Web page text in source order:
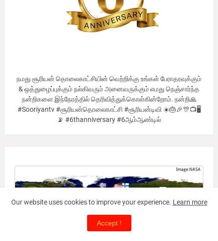
நமது சூரியன் தொலைகாட்சியின் வெற்றிக்கு உங்கள் பேராதரவுக்கும்
& ஒத்துழைப்புக்கும் நல்கிவரும் அனைவருக்கும் எமது நெஞ்சார்ந்த
நன்றிகளை இந்நேரத்தில் தெரிவித்துக்கொள்கின்றோம். நன்றி🙏
#Sooriyantv #சூரியன்தொலைகாட்சி #சூரியன்டிவி ☀️🎂🎉🎊📺🖥
📡 #6thanniversary #6ஆம்ஆண்டில்
Our website uses cookies to improve your experience. Learn more
Accept !